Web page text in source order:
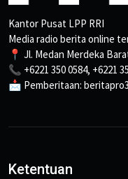
Kantor Pusat LPP RRI
Media radio berita online
📍 Jl. Medan Merdeka
📞 +6221 350 0584, +6221
📩 Pemberitaan:
Ketentuan